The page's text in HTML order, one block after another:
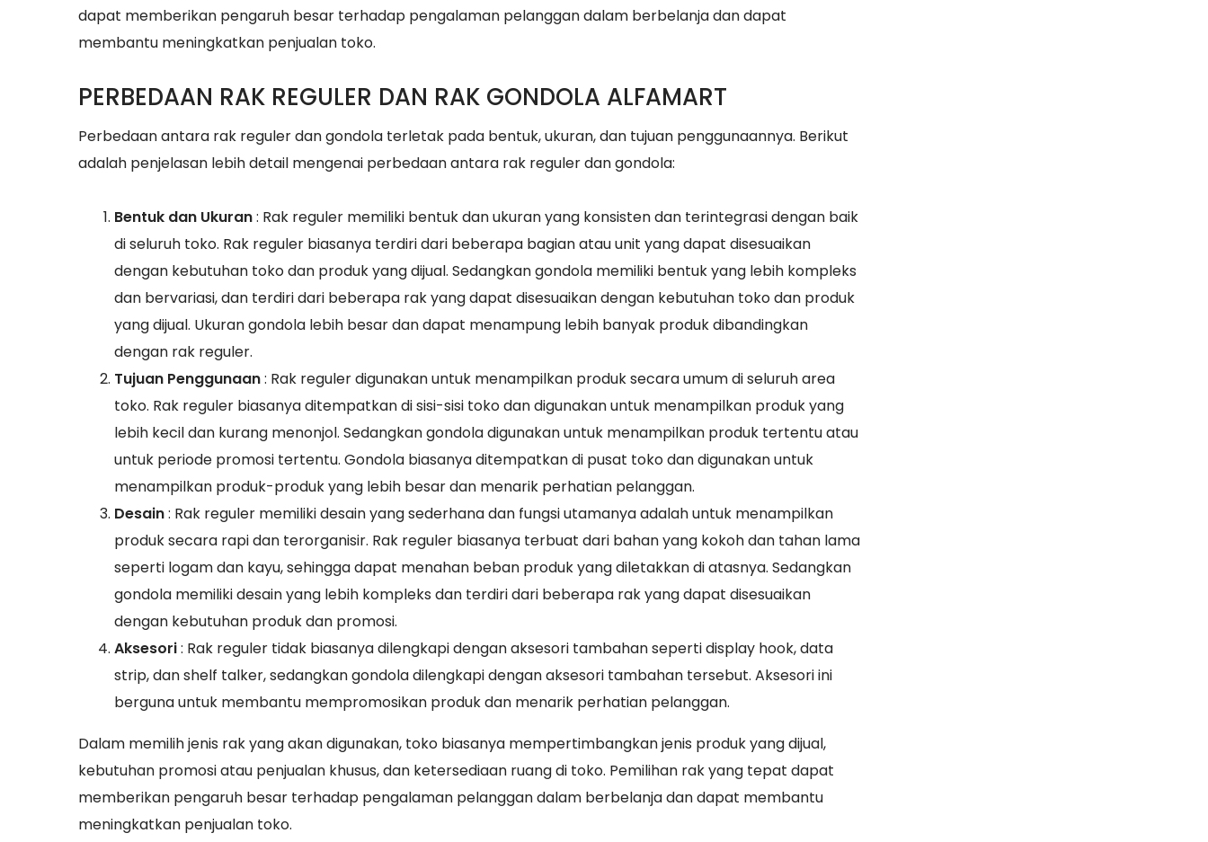
dapat memberikan pengaruh besar terhadap pengalaman pelanggan dalam berbelanja dan dapat
membantu meningkatkan penjualan toko.
PERBEDAAN RAK REGULER DAN RAK GONDOLA ALFAMART
Perbedaan antara rak reguler dan gondola terletak pada bentuk, ukuran, dan tujuan penggunaannya. Berikut
adalah penjelasan lebih detail mengenai perbedaan antara rak reguler dan gondola:
Bentuk dan Ukuran: Rak reguler memiliki bentuk dan ukuran yang konsisten dan terintegrasi dengan baik
di seluruh toko. Rak reguler biasanya terdiri dari beberapa bagian atau unit yang dapat disesuaikan
dengan kebutuhan toko dan produk yang dijual. Sedangkan gondola memiliki bentuk yang lebih kompleks
dan bervariasi, dan terdiri dari beberapa rak yang dapat disesuaikan dengan kebutuhan toko dan produk
yang dijual. Ukuran gondola lebih besar dan dapat menampung lebih banyak produk dibandingkan
dengan rak reguler.
Tujuan Penggunaan: Rak reguler digunakan untuk menampilkan produk secara umum di seluruh area
toko. Rak reguler biasanya ditempatkan di sisi-sisi toko dan digunakan untuk menampilkan produk yang
lebih kecil dan kurang menonjol. Sedangkan gondola digunakan untuk menampilkan produk tertentu atau
untuk periode promosi tertentu. Gondola biasanya ditempatkan di pusat toko dan digunakan untuk
menampilkan produk-produk yang lebih besar dan menarik perhatian pelanggan.
Desain: Rak reguler memiliki desain yang sederhana dan fungsi utamanya adalah untuk menampilkan
produk secara rapi dan terorganisir. Rak reguler biasanya terbuat dari bahan yang kokoh dan tahan lama
seperti logam dan kayu, sehingga dapat menahan beban produk yang diletakkan di atasnya. Sedangkan
gondola memiliki desain yang lebih kompleks dan terdiri dari beberapa rak yang dapat disesuaikan
dengan kebutuhan produk dan promosi.
Aksesori: Rak reguler tidak biasanya dilengkapi dengan aksesori tambahan seperti display hook, data
strip, dan shelf talker, sedangkan gondola dilengkapi dengan aksesori tambahan tersebut. Aksesori ini
berguna untuk membantu mempromosikan produk dan menarik perhatian pelanggan.
Dalam memilih jenis rak yang akan digunakan, toko biasanya mempertimbangkan jenis produk yang dijual,
kebutuhan promosi atau penjualan khusus, dan ketersediaan ruang di toko. Pemilihan rak yang tepat dapat
memberikan pengaruh besar terhadap pengalaman pelanggan dalam berbelanja dan dapat membantu
meningkatkan penjualan toko.